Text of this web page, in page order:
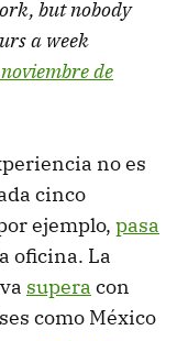
but nobody
a week
de
no es
cinco
ejemplo, pasa
oficina. La
supera con
como México